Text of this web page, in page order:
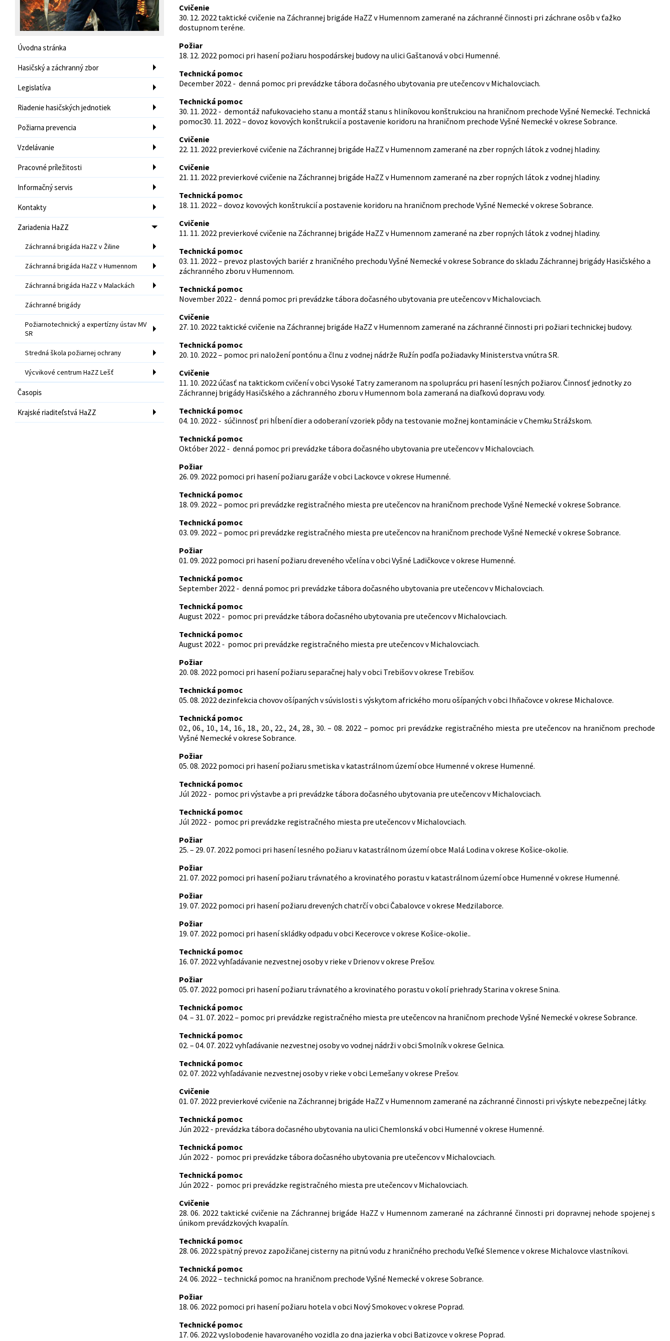
Úvodna stránka
Hasičský a záchranný zbor
Legislatíva
Riadenie hasičských jednotiek
Požiarna prevencia
Vzdelávanie
Pracovné príležitosti
Informačný servis
Kontakty
Zariadenia HaZZ
Záchranná brigáda HaZZ v Žiline
Záchranná brigáda HaZZ v Humennom
Záchranná brigáda HaZZ v Malackách
Záchranné brigády
Požiarnotechnický a expertízny ústav MV
SR
Stredná škola požiarnej ochrany
Výcvikové centrum HaZZ Lešť
Časopis
Krajské riaditeľstvá HaZZ
Cvičenie
30. 12. 2022 taktické cvičenie na Záchrannej brigáde HaZZ v Humennom zamerané na záchranné činnosti pri záchrane osôb v ťažko
dostupnom teréne.
Požiar
18. 12. 2022 pomoci pri hasení požiaru hospodárskej budovy na ulici Gaštanová v obci Humenné.
Technická pomoc
December 2022 - denná pomoc pri prevádzke tábora dočasného ubytovania pre utečencov v Michalovciach.
Technická pomoc
30. 11. 2022 - demontáž nafukovacieho stanu a montáž stanu s hliníkovou konštrukciou na hraničnom prechode Vyšné Nemecké. Technická
pomoc30. 11. 2022 – dovoz kovových konštrukcií a postavenie koridoru na hraničnom prechode Vyšné Nemecké v okrese Sobrance.
Cvičenie
22. 11. 2022 previerkové cvičenie na Záchrannej brigáde HaZZ v Humennom zamerané na zber ropných látok z vodnej hladiny.
Cvičenie
21. 11. 2022 previerkové cvičenie na Záchrannej brigáde HaZZ v Humennom zamerané na zber ropných látok z vodnej hladiny.
Technická pomoc
18. 11. 2022 – dovoz kovových konštrukcií a postavenie koridoru na hraničnom prechode Vyšné Nemecké v okrese Sobrance.
Cvičenie
11. 11. 2022 previerkové cvičenie na Záchrannej brigáde HaZZ v Humennom zamerané na zber ropných látok z vodnej hladiny.
Technická pomoc
03. 11. 2022 – prevoz plastových bariér z hraničného prechodu Vyšné Nemecké v okrese Sobrance do skladu Záchrannej brigády Hasičského a
záchranného zboru v Humennom.
Technická pomoc
November 2022 - denná pomoc pri prevádzke tábora dočasného ubytovania pre utečencov v Michalovciach.
Cvičenie
27. 10. 2022 taktické cvičenie na Záchrannej brigáde HaZZ v Humennom zamerané na záchranné činnosti pri požiari technickej budovy.
Technická pomoc
20. 10. 2022 – pomoc pri naložení pontónu a člnu z vodnej nádrže Ružín podľa požiadavky Ministerstva vnútra SR.
Cvičenie
11. 10. 2022 účasť na taktickom cvičení v obci Vysoké Tatry zameranom na spoluprácu pri hasení lesných požiarov. Činnosť jednotky zo
Záchrannej brigády Hasičského a záchranného zboru v Humennom bola zameraná na diaľkovú dopravu vody.
Technická pomoc
04. 10. 2022 - súčinnosť pri hĺbení dier a odoberaní vzoriek pôdy na testovanie možnej kontaminácie v Chemku Strážskom.
Technická pomoc
Október 2022 - denná pomoc pri prevádzke tábora dočasného ubytovania pre utečencov v Michalovciach.
Požiar
26. 09. 2022 pomoci pri hasení požiaru garáže v obci Lackovce v okrese Humenné.
Technická pomoc
18. 09. 2022 – pomoc pri prevádzke registračného miesta pre utečencov na hraničnom prechode Vyšné Nemecké v okrese Sobrance.
Technická pomoc
03. 09. 2022 – pomoc pri prevádzke registračného miesta pre utečencov na hraničnom prechode Vyšné Nemecké v okrese Sobrance.
Požiar
01. 09. 2022 pomoci pri hasení požiaru dreveného včelína v obci Vyšné Ladičkovce v okrese Humenné.
Technická pomoc
September 2022 - denná pomoc pri prevádzke tábora dočasného ubytovania pre utečencov v Michalovciach.
Technická pomoc
August 2022 - pomoc pri prevádzke tábora dočasného ubytovania pre utečencov v Michalovciach.
Technická pomoc
August 2022 - pomoc pri prevádzke registračného miesta pre utečencov v Michalovciach.
Požiar
20. 08. 2022 pomoci pri hasení požiaru separačnej haly v obci Trebišov v okrese Trebišov.
Technická pomoc
05. 08. 2022 dezinfekcia chovov ošípaných v súvislosti s výskytom afrického moru ošípaných v obci Ihňačovce v okrese Michalovce.
Technická pomoc
02., 06., 10., 14., 16., 18., 20., 22., 24., 28., 30. – 08. 2022 – pomoc pri prevádzke registračného miesta pre utečencov na hraničnom prechode
Vyšné Nemecké v okrese Sobrance.
Požiar
05. 08. 2022 pomoci pri hasení požiaru smetiska v katastrálnom území obce Humenné v okrese Humenné.
Technická pomoc
Júl 2022 - pomoc pri výstavbe a pri prevádzke tábora dočasného ubytovania pre utečencov v Michalovciach.
Technická pomoc
Júl 2022 - pomoc pri prevádzke registračného miesta pre utečencov v Michalovciach.
Požiar
25. – 29. 07. 2022 pomoci pri hasení lesného požiaru v katastrálnom území obce Malá Lodina v okrese Košice-okolie.
Požiar
21. 07. 2022 pomoci pri hasení požiaru trávnatého a krovinatého porastu v katastrálnom území obce Humenné v okrese Humenné.
Požiar
19. 07. 2022 pomoci pri hasení požiaru drevených chatrčí v obci Čabalovce v okrese Medzilaborce.
Požiar
19. 07. 2022 pomoci pri hasení skládky odpadu v obci Kecerovce v okrese Košice-okolie..
Technická pomoc
16. 07. 2022 vyhľadávanie nezvestnej osoby v rieke v Drienov v okrese Prešov.
Požiar
05. 07. 2022 pomoci pri hasení požiaru trávnatého a krovinatého porastu v okolí priehrady Starina v okrese Snina.
Technická pomoc
04. – 31. 07. 2022 – pomoc pri prevádzke registračného miesta pre utečencov na hraničnom prechode Vyšné Nemecké v okrese Sobrance.
Technická pomoc
02. – 04. 07. 2022 vyhľadávanie nezvestnej osoby vo vodnej nádrži v obci Smolník v okrese Gelnica.
Technická pomoc
02. 07. 2022 vyhľadávanie nezvestnej osoby v rieke v obci Lemešany v okrese Prešov.
Cvičenie
01. 07. 2022 previerkové cvičenie na Záchrannej brigáde HaZZ v Humennom zamerané na záchranné činnosti pri výskyte nebezpečnej látky.
Technická pomoc
Jún 2022 - prevádzka tábora dočasného ubytovania na ulici Chemlonská v obci Humenné v okrese Humenné.
Technická pomoc
Jún 2022 - pomoc pri prevádzke tábora dočasného ubytovania pre utečencov v Michalovciach.
Technická pomoc
Jún 2022 - pomoc pri prevádzke registračného miesta pre utečencov v Michalovciach.
Cvičenie
28. 06. 2022 taktické cvičenie na Záchrannej brigáde HaZZ v Humennom zamerané na záchranné činnosti pri dopravnej nehode spojenej s
únikom prevádzkových kvapalín.
Technická pomoc
28. 06. 2022 spätný prevoz zapožičanej cisterny na pitnú vodu z hraničného prechodu Veľké Slemence v okrese Michalovce vlastníkovi.
Technická pomoc
24. 06. 2022 – technická pomoc na hraničnom prechode Vyšné Nemecké v okrese Sobrance.
Požiar
18. 06. 2022 pomoci pri hasení požiaru hotela v obci Nový Smokovec v okrese Poprad.
Technické pomoc
17. 06. 2022 vyslobodenie havarovaného vozidla zo dna jazierka v obci Batizovce v okrese Poprad.